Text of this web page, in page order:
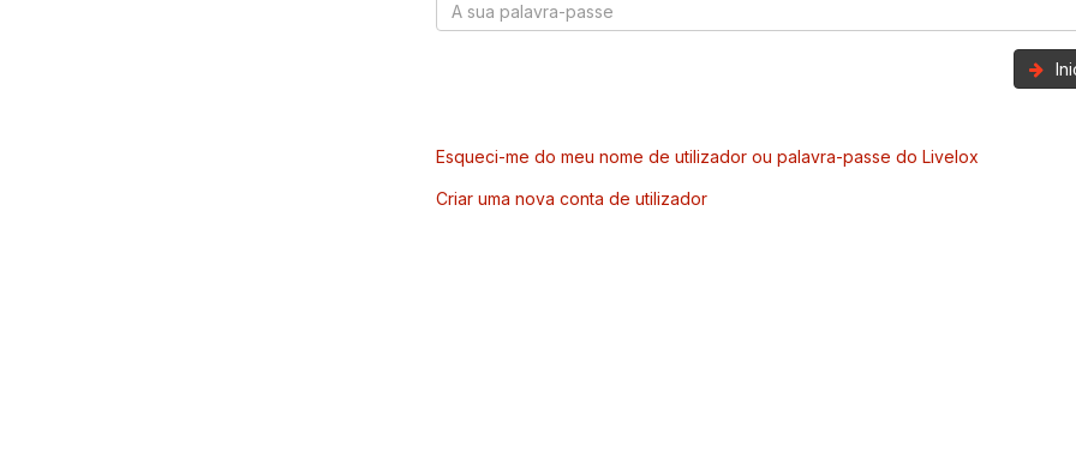
Esqueci-me do meu nome de utilizador ou palavra-passe do Livelox
Criar uma nova conta de utilizador